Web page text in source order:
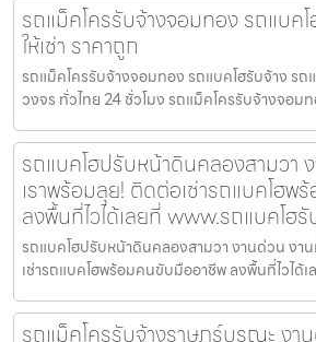
รถแม็คโครรับจ้างจอมทอง รถแบค
ให้เช่า ราคาถูก
รถแม็คโครรับจ้างจอมทอง รถแบคโฮรับจ้าง รถ
วงจร ทั่วไทย 24 ชั่วโมง รถแม็คโครรับจ้างจอม
รถแบคโฮปรับหน้าดินคลองสามวา
เราพร้อมลุย! ติดต่อเช่ารถแบคโฮ
ลงพื้นที่ไวได้เลยที่ www.รถแบคโฮ
รถแบคโฮปรับหน้าดินคลองสามวา งานด่วน งาน
เช่ารถแบคโฮพร้อมคนขับมืออาชีพ ลงพื้นที่ไวได้
รถแม็คโครรับจ้างราษฎร์บูรณะ งาน